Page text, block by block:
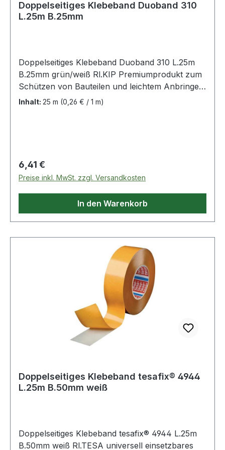
Doppelseitiges Klebeband Duoband 310
L.25m B.25mm
Doppelseitiges Klebeband Duoband 310 L.25m
B.25mm grün/weiß Rl.KIP Premiumprodukt zum
Schützen von Bauteilen und leichtem Anbringen
von Abdeckmaterialien in einem Arbeitsgang ·
Abkleben von Bauteilen wie z.B. Fenster oder
Türen in einem Arbeitsgang Weitere technische
Eigenschaften: · Trägerart: Weich-PVC ·
Gesamtdicke: 0,12mm · Reißkraft: 30N/cm ·
Inhalt: 25 m (0,26 € / 1 m)
Regulärer Preis:
6,41 €
Preise inkl. MwSt. zzgl. Versandkosten
In den Warenkorb
Doppelseitiges Klebeband tesafix® 4944
L.25m B.50mm weiß
Doppelseitiges Klebeband tesafix® 4944 L.25m
B.50mm weiß Rl.TESA universell einsetzbares